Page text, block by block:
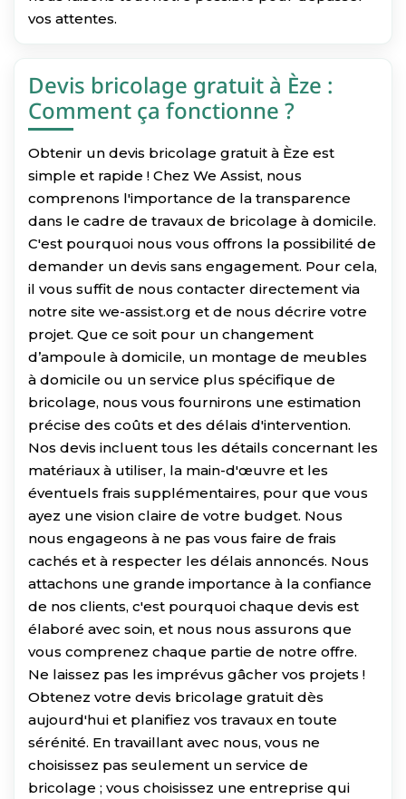
vos attentes.
Devis bricolage gratuit à Èze :
Comment ça fonctionne ?
Obtenir un devis bricolage gratuit à Èze est
simple et rapide ! Chez We Assist, nous
comprenons l'importance de la transparence
dans le cadre de travaux de bricolage à domicile.
C'est pourquoi nous vous offrons la possibilité de
demander un devis sans engagement. Pour cela,
il vous suffit de nous contacter directement via
notre site we-assist.org et de nous décrire votre
projet. Que ce soit pour un changement
d’ampoule à domicile, un montage de meubles
à domicile ou un service plus spécifique de
bricolage, nous vous fournirons une estimation
précise des coûts et des délais d'intervention.
Nos devis incluent tous les détails concernant les
matériaux à utiliser, la main-d'œuvre et les
éventuels frais supplémentaires, pour que vous
ayez une vision claire de votre budget. Nous
nous engageons à ne pas vous faire de frais
cachés et à respecter les délais annoncés. Nous
attachons une grande importance à la confiance
de nos clients, c'est pourquoi chaque devis est
élaboré avec soin, et nous nous assurons que
vous comprenez chaque partie de notre offre.
Ne laissez pas les imprévus gâcher vos projets !
Obtenez votre devis bricolage gratuit dès
aujourd'hui et planifiez vos travaux en toute
sérénité. En travaillant avec nous, vous ne
choisissez pas seulement un service de
bricolage ; vous choisissez une entreprise qui